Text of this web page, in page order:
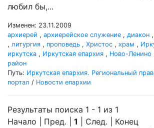
любил бы,...
Изменен: 23.11.2009
архиерей , архиерейское служение , диакон ,
, литургия , проповедь , Христос , храм ,
иркутска , Иркутская епархия , Ново-Ленино
район
Путь: Иркутская епархия. Региональный
портал / Новости епархии
Результаты поиска 1 - 1 из 1
Начало | Пред. | 1 | След. | Конец